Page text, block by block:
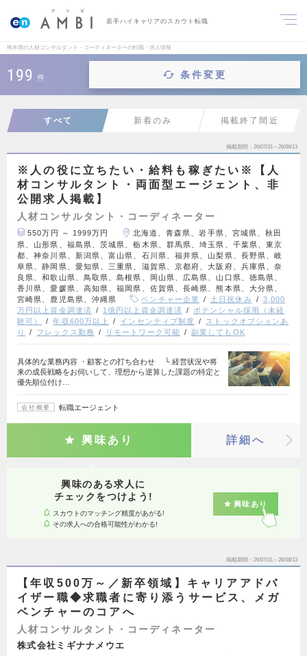
若手ハイキャリアのスカウト転職
熊本県の人材コンサルタント・コーディネーターの転職・求人情報
199 件 条件変更
すべて 新着のみ 掲載終了間近
掲載期間 26/07/31～26/08/13
※人の役に立ちたい・給料も稼ぎたい※【人
材コンサルタント・両面型エージェント、非
公開求人掲載】
人材コンサルタント・コーディネーター
550万円 ～ 1999万円
北海道、青森県、岩手県、宮城県、秋田
県、山形県、福島県、茨城県、栃木県、群馬県、埼玉県、千葉県、東京
都、神奈川県、新潟県、富山県、石川県、福井県、山梨県、長野県、岐
阜県、静岡県、愛知県、三重県、滋賀県、京都府、大阪府、兵庫県、奈
良県、和歌山県、鳥取県、島根県、岡山県、広島県、山口県、徳島県、
香川県、愛媛県、高知県、福岡県、佐賀県、長崎県、熊本県、大分県、
宮崎県、鹿児島県、沖縄県
ベンチャー企業 土日祝休み
3,000
万円以上資金調達済
1億円以上資金調達済
ポテンシャル採用（未経
験可）
年収600万以上 インセンティブ制度
ストックオプションあ
り
フレックス勤務 リモートワーク可能 副業してもOK
具体的な業務内容 ・顧客との打ち合わせ └ 経営状況や将
来の成長戦略をお伺いして、理想から逆算した課題の特定と
優先順位付け…
会社概要 転職エージェント
興味あり 詳細へ
興味のある求人に
チェックをつけよう!
スカウトのマッチング精度があがる!
その求人への合格可能性がわかる!
興味あり
掲載期間 26/07/31～26/08/13
【年収500万～／新卒領域】キャリアアドバ
イザー職◆求職者に寄り添うサービス、メガ
ベンチャーのコアへ
人材コンサルタント・コーディネーター
株式会社ミギナナメウエ